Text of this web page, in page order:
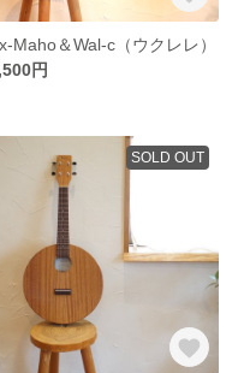
Maho＆Wal-c（ウクレレ）
円
SOLD OUT